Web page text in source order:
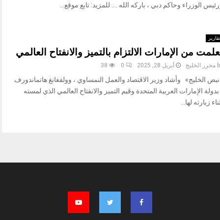
الوزراء وحاكم دبي ، باركه الله …. للمزيد: تابع موقع...
تقارير
من الإمارات الالتزام بالتميز والانفتاح العالمي
محرر الخليج أبريل 28, 2025 0
38
الخليج» وأشاد وزير الاقتصاد والعمل النمساوي ، وولفغانغ هاتماندورف
بدولة الإمارات العربية المتحدة وقيم التميز والانفتاح العالمي الذي لمسته
زيارته لها...